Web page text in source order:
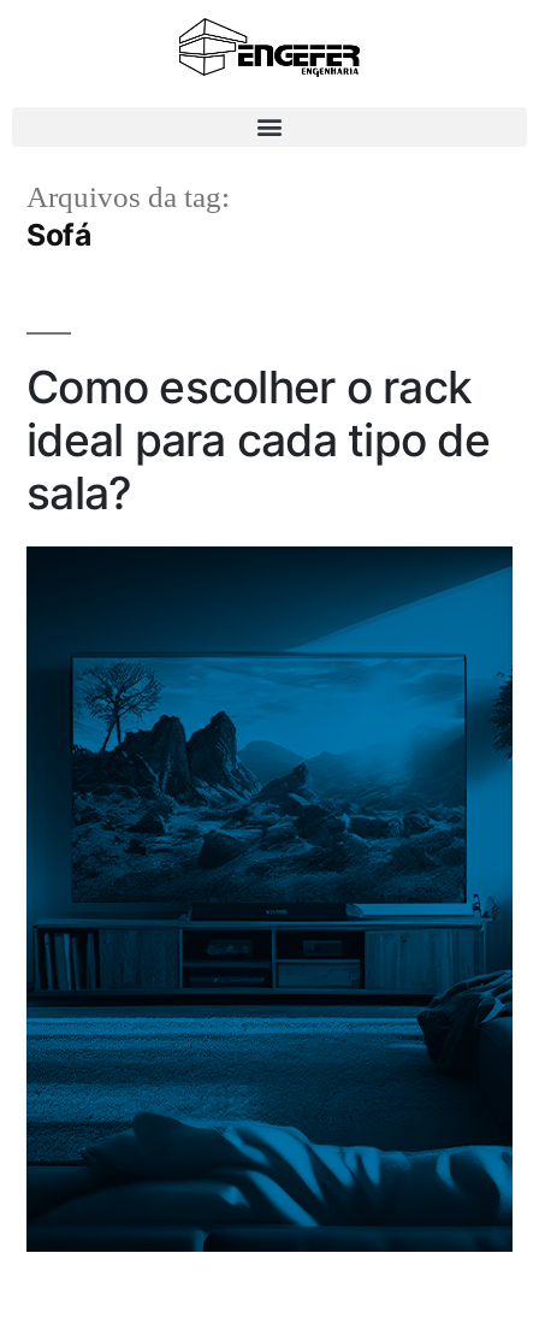
Arquivos da tag:
Sofá
Como escolher o rack
ideal para cada tipo de
sala?